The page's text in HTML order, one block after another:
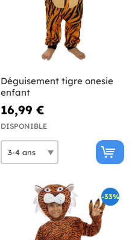
Déguisement tigre onesie
enfant
16,99 €
DISPONIBLE
-33%